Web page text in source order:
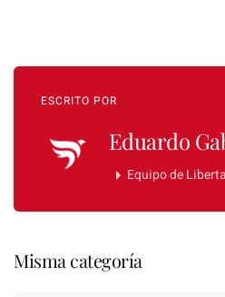
ESCRITO POR
Eduardo
Equipo de
Misma categoría